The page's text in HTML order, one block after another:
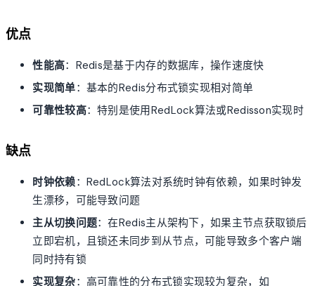
优点
性能高：Redis是基于内存的数据库，操作速度快
实现简单：基本的Redis分布式锁实现相对简单
可靠性较高：特别是使用RedLock算法或Redisson实现时
缺点
时钟依赖 ：RedLock算法对系统时钟有依赖，如果时钟发
生漂移，可能导致问题
主从切换问题：在Redis主从架构下，如果主节点获取锁后
立即宕机，且锁还未同步到从节点，可能导致多个客户端
同时持有锁
实现复杂：高可靠性的分布式锁实现较为复杂，如